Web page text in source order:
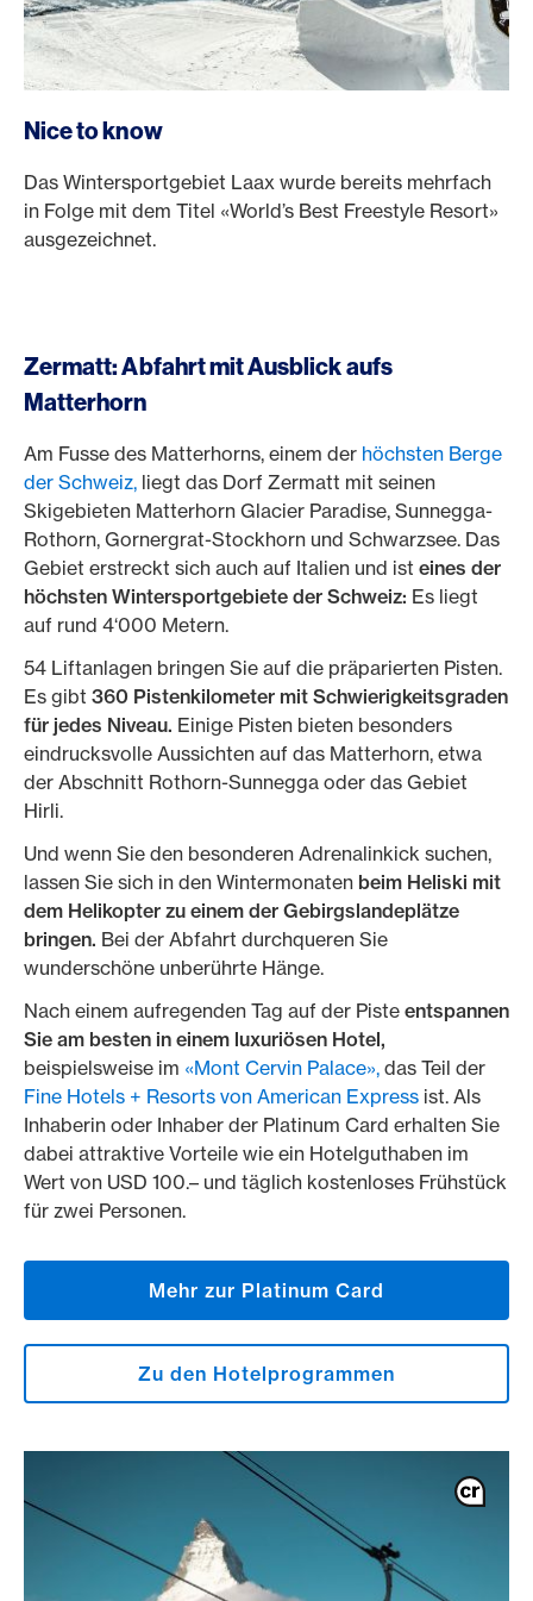
Nice to know
Das Wintersportgebiet Laax wurde bereits mehrfach
in Folge mit dem Titel «World’s Best Freestyle Resort»
ausgezeichnet.
Zermatt: Abfahrt mit Ausblick aufs
Matterhorn
Am Fusse des Matterhorns, einem der höchsten Berge
der Schweiz, liegt das Dorf Zermatt mit seinen
Skigebieten Matterhorn Glacier Paradise, Sunnegga-
Rothorn, Gornergrat-Stockhorn und Schwarzsee. Das
Gebiet erstreckt sich auch auf Italien und ist eines der
höchsten Wintersportgebiete der Schweiz: Es liegt
auf rund 4‘000 Metern.
54 Liftanlagen bringen Sie auf die präparierten Pisten.
Es gibt 360 Pistenkilometer mit Schwierigkeitsgraden
für jedes Niveau. Einige Pisten bieten besonders
eindrucksvolle Aussichten auf das Matterhorn, etwa
der Abschnitt Rothorn-Sunnegga oder das Gebiet
Hirli.
Und wenn Sie den besonderen Adrenalinkick suchen,
lassen Sie sich in den Wintermonaten beim Heliski mit
dem Helikopter zu einem der Gebirgslandeplätze
bringen. Bei der Abfahrt durchqueren Sie
wunderschöne unberührte Hänge.
Nach einem aufregenden Tag auf der Piste entspannen
Sie am besten in einem luxuriösen Hotel,
beispielsweise im «Mont Cervin Palace», das Teil der
Fine Hotels + Resorts von American Express ist. Als
Inhaberin oder Inhaber der Platinum Card erhalten Sie
dabei attraktive Vorteile wie ein Hotelguthaben im
Wert von USD 100.– und täglich kostenloses Frühstück
für zwei Personen.
Mehr zur Platinum Card
Zu den Hotelprogrammen